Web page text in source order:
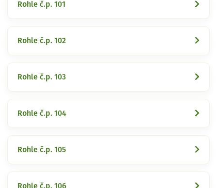
Rohle č.p. 101
Rohle č.p. 102
Rohle č.p. 103
Rohle č.p. 104
Rohle č.p. 105
Rohle č.p. 106